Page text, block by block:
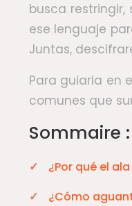
busca
ese lenguaje
Juntas,
Para guiarla en
comunes que
Sommaire
¿Por qué el
¿Cómo